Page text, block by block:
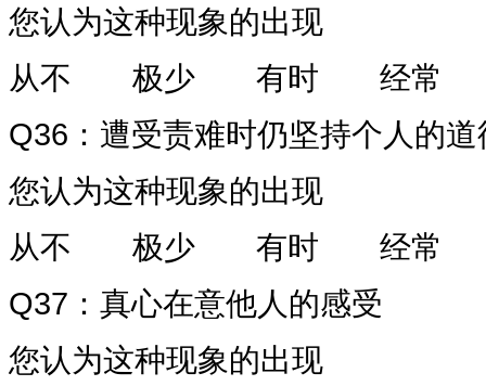
您认为这种现象的出现
从不
极少 有时
经常
Q36 ：遭受责难时仍坚持个人的
您认为这种现象的出现
从不
极少 有时
经常
Q37 ：真心在意他人的感受
您认为这种现象的出现